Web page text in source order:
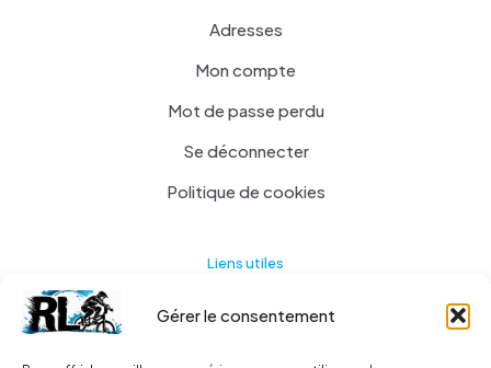
Gérer le consentement
Adresses
Mon compte
Mot de passe perdu
Se déconnecter
Politique de cookies
Liens utiles
Actualités